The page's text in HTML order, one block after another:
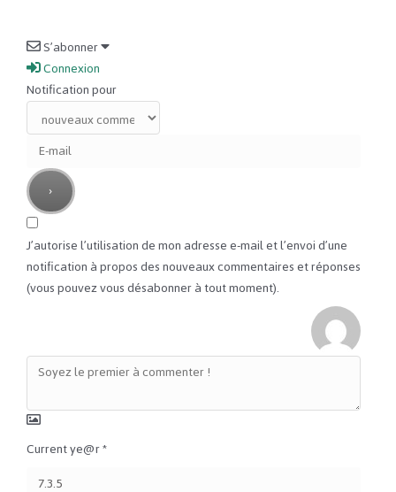
S’abonner
Connexion
Notification pour
J’autorise l’utilisation de mon adresse e-mail et l’envoi d’une
notification à propos des nouveaux commentaires et réponses
(vous pouvez vous désabonner à tout moment).
Current ye@r*